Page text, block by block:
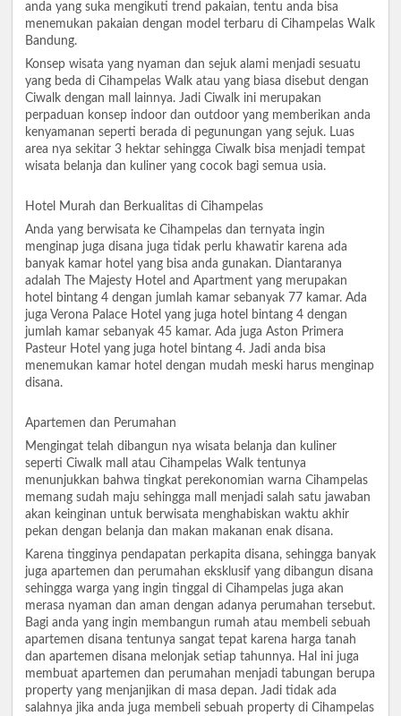
anda yang suka mengikuti trend pakaian, tentu anda bisa
menemukan pakaian dengan model terbaru di Cihampelas Walk
Bandung.
Konsep wisata yang nyaman dan sejuk alami menjadi sesuatu
yang beda di Cihampelas Walk atau yang biasa disebut dengan
Ciwalk dengan mall lainnya. Jadi Ciwalk ini merupakan
perpaduan konsep indoor dan outdoor yang memberikan anda
kenyamanan seperti berada di pegunungan yang sejuk. Luas
area nya sekitar 3 hektar sehingga Ciwalk bisa menjadi tempat
wisata belanja dan kuliner yang cocok bagi semua usia.
Hotel Murah dan Berkualitas di Cihampelas
Anda yang berwisata ke Cihampelas dan ternyata ingin
menginap juga disana juga tidak perlu khawatir karena ada
banyak kamar hotel yang bisa anda gunakan. Diantaranya
adalah The Majesty Hotel and Apartment yang merupakan
hotel bintang 4 dengan jumlah kamar sebanyak 77 kamar. Ada
juga Verona Palace Hotel yang juga hotel bintang 4 dengan
jumlah kamar sebanyak 45 kamar. Ada juga Aston Primera
Pasteur Hotel yang juga hotel bintang 4. Jadi anda bisa
menemukan kamar hotel dengan mudah meski harus menginap
disana.
Apartemen dan Perumahan
Mengingat telah dibangun nya wisata belanja dan kuliner
seperti Ciwalk mall atau Cihampelas Walk tentunya
menunjukkan bahwa tingkat perekonomian warna Cihampelas
memang sudah maju sehingga mall menjadi salah satu jawaban
akan keinginan untuk berwisata menghabiskan waktu akhir
pekan dengan belanja dan makan makanan enak disana.
Karena tingginya pendapatan perkapita disana, sehingga banyak
juga apartemen dan perumahan eksklusif yang dibangun disana
sehingga warga yang ingin tinggal di Cihampelas juga akan
merasa nyaman dan aman dengan adanya perumahan tersebut.
Bagi anda yang ingin membangun rumah atau membeli sebuah
apartemen disana tentunya sangat tepat karena harga tanah
dan apartemen disana melonjak setiap tahunnya. Hal ini juga
membuat apartemen dan perumahan menjadi tabungan berupa
property yang menjanjikan di masa depan. Jadi tidak ada
salahnya jika anda juga membeli sebuah property di Cihampelas